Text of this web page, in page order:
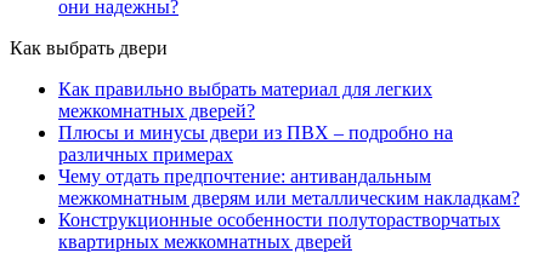
они надежны?
Как выбрать двери
Как правильно выбрать материал для легких
межкомнатных дверей?
Плюсы и минусы двери из ПВХ – подробно на
различных примерах
Чему отдать предпочтение: антивандальным
межкомнатным дверям или металлическим накладкам?
Конструкционные особенности полуторастворчатых
квартирных межкомнатных дверей